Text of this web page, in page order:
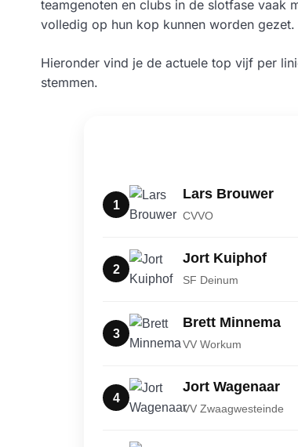
teamgenoten en clubs in de slotfase vaak
volledig op hun kop kunnen worden gezet.
Hieronder vind je de actuele top vijf per
stemmen.
1
Lars Brouwer
CVVO
2
Jort Kuiphof
SF Deinum
3
Brett Minnema
VV Workum
4
Jort Wagenaar
VV Zwaagwesteinde